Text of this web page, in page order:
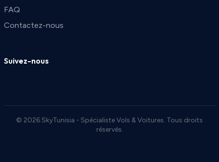
FAQ
Contactez-nous
Suivez-nous
© 2026 SkyTunisia - Spécialiste Vols & Voitures. Tous droits
réservés.